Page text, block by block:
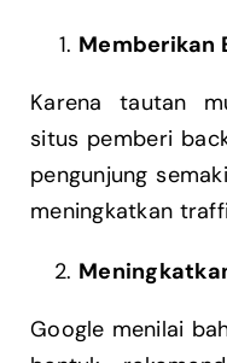
Memberikan
Karena tautan
situs pemberi
pengunjung
meningkatkan
Google menilai